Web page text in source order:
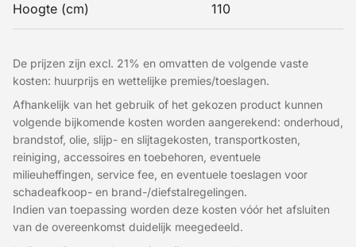
Hoogte (cm) 110
De prijzen zijn excl. 21% en omvatten de volgende vaste
kosten: huurprijs en wettelijke premies/toeslagen.
Afhankelijk van het gebruik of het gekozen product kunnen
volgende bijkomende kosten worden aangerekend: onderhoud,
brandstof, olie, slijp- en slijtagekosten, transportkosten,
reiniging, accessoires en toebehoren, eventuele
milieuheffingen, service fee, en eventuele toeslagen voor
schadeafkoop- en brand-/diefstalregelingen.
Indien van toepassing worden deze kosten vóór het afsluiten
van de overeenkomst duidelijk meegedeeld.